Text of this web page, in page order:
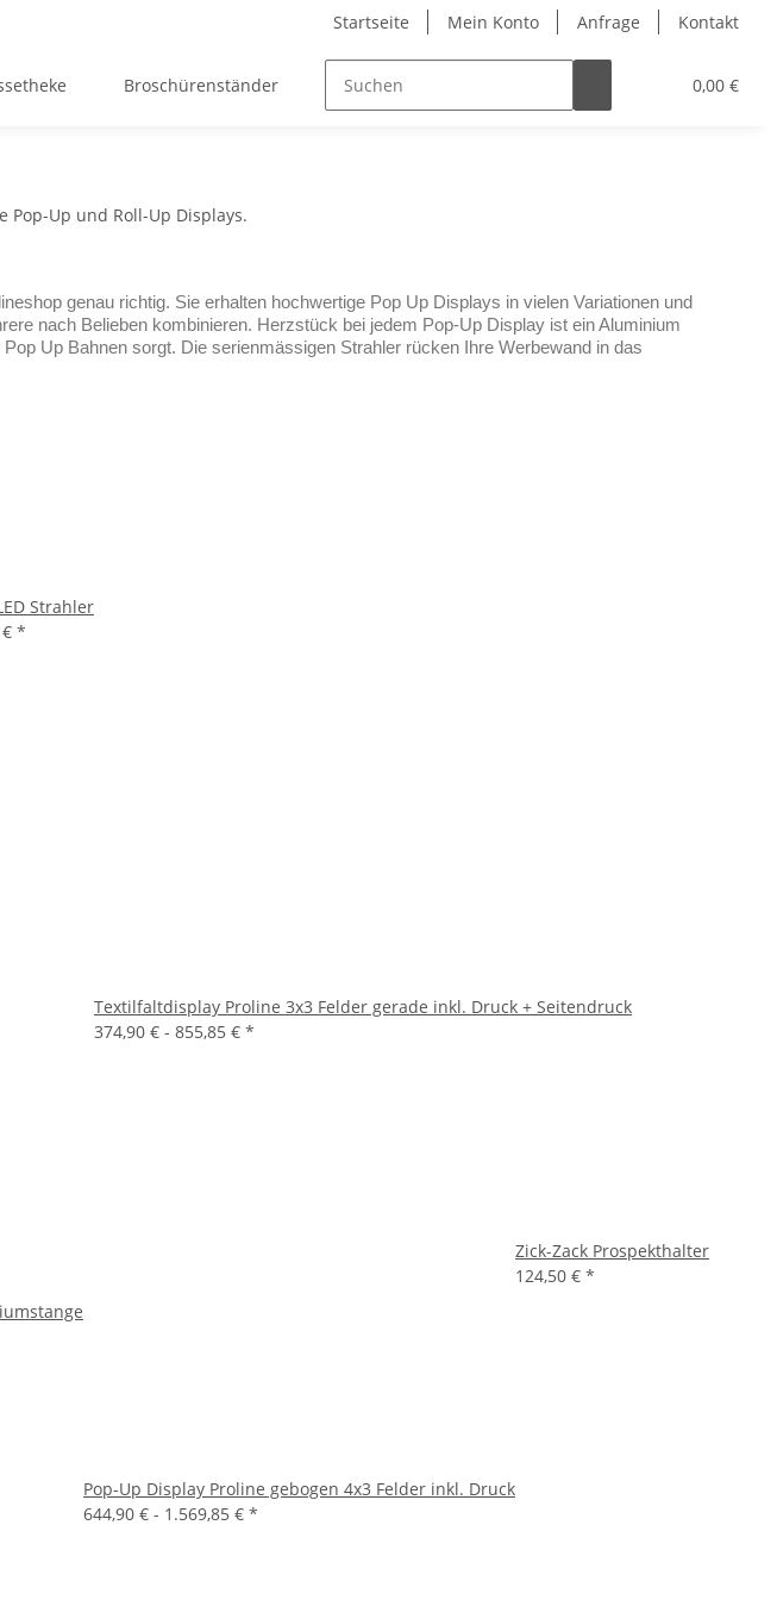
Startseite Mein Konto Anfrage Kontakt
0,00 €
Broschürenständer Zubehör
Up und Roll-Up Displays.
genau richtig. Sie erhalten hochwertige Pop Up Displays in vielen Variationen und
nach Belieben kombinieren. Herzstück bei jedem Pop-Up Display ist ein Aluminium
Up Bahnen sorgt. Die serienmässigen Strahler rücken Ihre Werbewand in das
Strahler
*
Textilfaltdisplay Proline 3x3 Felder gerade inkl. Druck + Seitendruck
374,90 € - 855,85 € *
Pop-Up Display Proline gebogen 4x3 Felder inkl. Druck
644,90 € - 1.569,85 € *
Zick-Zack Prospekthalter
124,50 € *